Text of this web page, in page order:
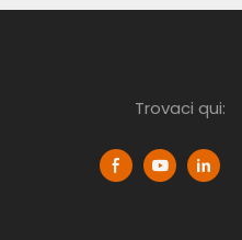
Trovaci qui: